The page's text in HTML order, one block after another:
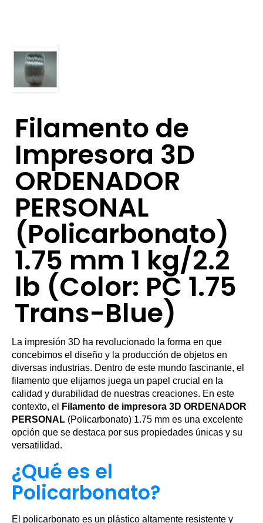
Filamento de
Impresora 3D
ORDENADOR
PERSONAL
(Policarbonato)
1.75 mm 1 kg/2.2
lb (Color: PC 1.75
Trans-Blue)
La impresión 3D ha revolucionado la forma en que
concebimos el diseño y la producción de objetos en
diversas industrias. Dentro de este mundo fascinante, el
filamento que elijamos juega un papel crucial en la
calidad y durabilidad de nuestras creaciones. En este
contexto, el
Filamento de impresora 3D ORDENADOR
PERSONAL (Policarbonato) 1.75 mm es una excelente
opción que se destaca por sus propiedades únicas y su
versatilidad.
¿Qué es el
Policarbonato?
El policarbonato es un plástico altamente resistente y